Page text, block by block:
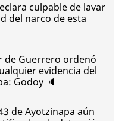
culpable de lavar
del narco de esta
de Guerrero ordenó
evidencia del
Godoy 🔈
de Ayotzinapa aún